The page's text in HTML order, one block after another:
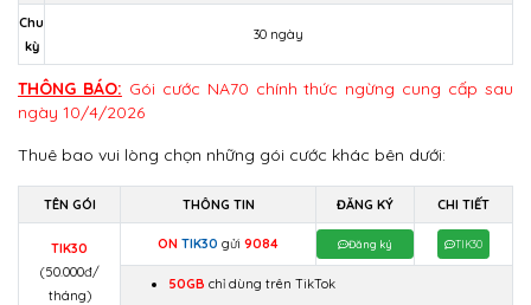
Chu
kỳ
30 ngày
THÔNG BÁO: Gói cước NA70 chính thức ngừng cung cấp sau
ngày 10/4/2026
Thuê bao vui lòng chọn những gói cước khác bên dưới:
TÊN GÓI THÔNG TIN ĐĂNG KÝ CHI TIẾT
TIK30
(50.000đ/
tháng)
ON TIK30 gửi 9084 Đăng ký TIK30
50GB chỉ dùng trên TikTok